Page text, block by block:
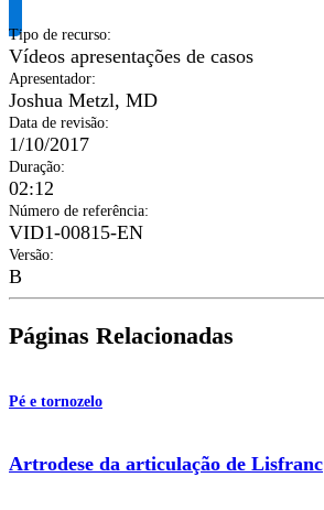
Tipo de recurso:
Vídeos apresentações de casos
Apresentador:
Joshua Metzl, MD
Data de revisão:
1/10/2017
Duração:
02:12
Número de referência:
VID1-00815-EN
Versão:
B
Páginas Relacionadas
Pé e tornozelo
Artrodese da articulação de Lisfranc